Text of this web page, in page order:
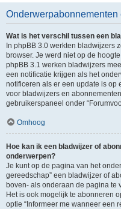
Wat is het verschil tussen een
In phpBB 3.0 werkten bladwijzers
browser. Je werd niet op de
phpBB 3.1 werken bladwijzers
een notificatie krijgen als het
notificeren als er een update is op
voor bladwijzers en
gebruikerspaneel onder
Omhoog
Hoe kan ik een bladwijzer of
onderwerpen?
Je kunt op de pagina van het
gereedschap” een bladwijzer of
boven- als onderaan de pagina te
Het is ook mogelijk te abonneren
optie “Informeer me wanneer een